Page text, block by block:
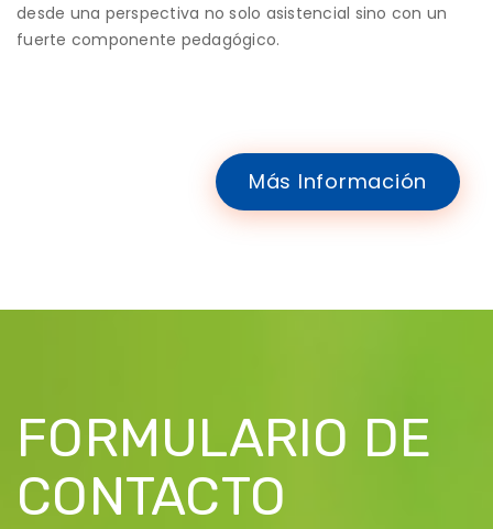
desde una perspectiva no solo asistencial sino con un
fuerte componente pedagógico.
Más Información
FORMULARIO DE
CONTACTO